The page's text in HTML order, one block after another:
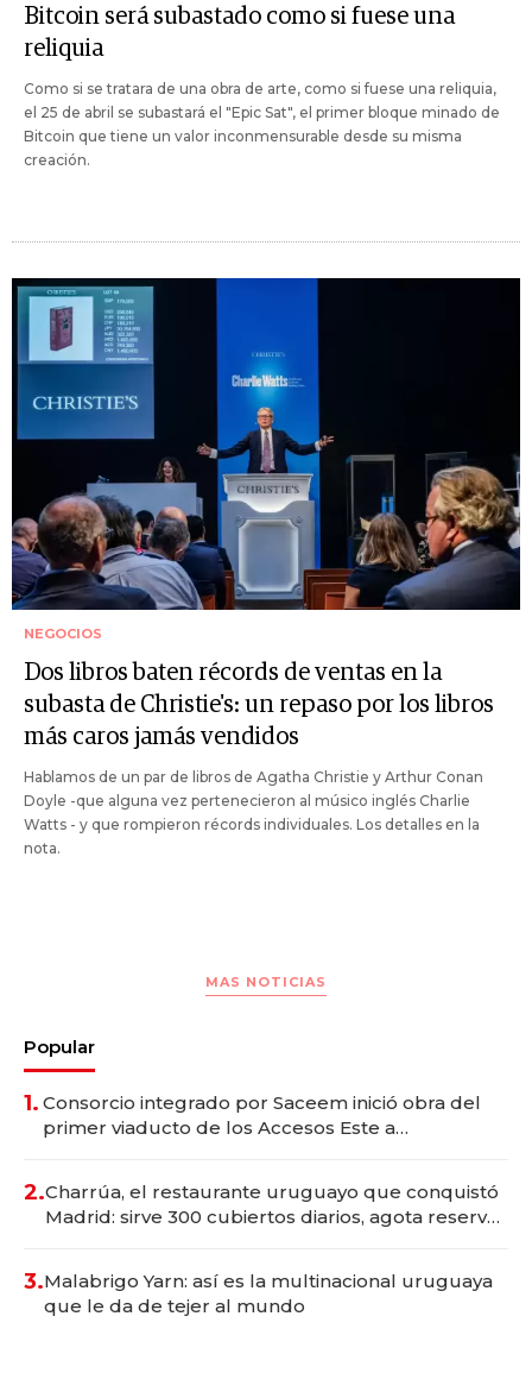
Bitcoin será subastado como si fuese una
reliquia
Como si se tratara de una obra de arte, como si fuese una reliquia,
el 25 de abril se subastará el "Epic Sat", el primer bloque minado de
Bitcoin que tiene un valor inconmensurable desde su misma
creación.
NEGOCIOS
Dos libros baten récords de ventas en la
subasta de Christie's: un repaso por los libros
más caros jamás vendidos
Hablamos de un par de libros de Agatha Christie y Arthur Conan
Doyle -que alguna vez pertenecieron al músico inglés Charlie
Watts - y que rompieron récords individuales. Los detalles en la
nota.
MAS NOTICIAS
Popular
1. Consorcio integrado por Saceem inició obra del
primer viaducto de los Accesos Este a
2.Charrúa, el restaurante uruguayo que conquistó
Madrid: sirve 300 cubiertos diarios, agota reservas
3.Malabrigo Yarn: así es la multinacional uruguaya
que le da de tejer al mundo